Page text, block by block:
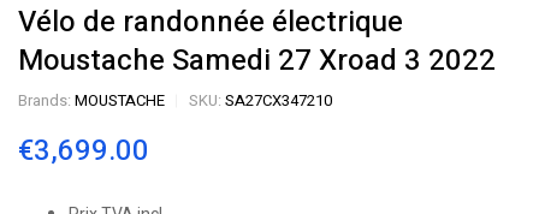
Vélo de randonnée électrique
Moustache Samedi 27 Xroad 3 2022
Brands: MOUSTACHE SKU: SA27CX347210
€3,699.00